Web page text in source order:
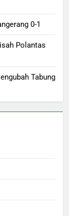
0-1
Polantas
Tabung